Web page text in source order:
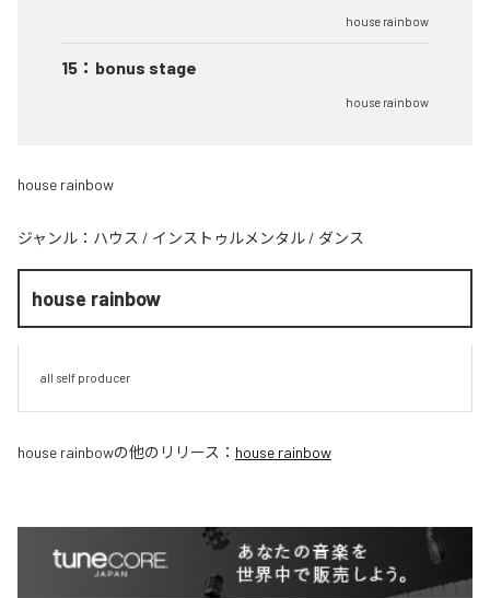
house rainbow
15 ： bonus stage
house rainbow
house rainbow
ジャンル： ハウス / インストゥルメンタル / ダンス
house rainbow
all self producer
house rainbowの他のリリース： house rainbow